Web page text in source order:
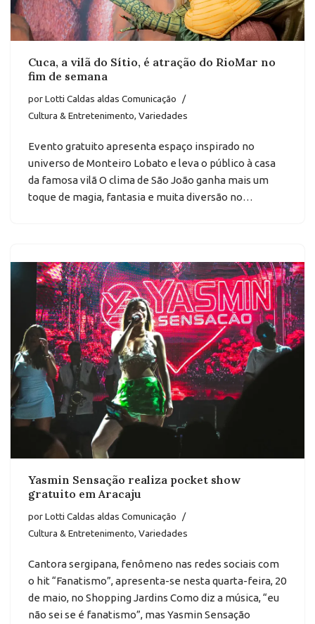
Cuca, a vilã do Sítio, é atração do RioMar no
fim de semana
porLotti Caldas aldas Comunicação
Cultura & Entretenimento, Variedades
Evento gratuito apresenta espaço inspirado no
universo de Monteiro Lobato e leva o público à casa
da famosa vilã O clima de São João ganha mais um
toque de magia, fantasia e muita diversão no…
Yasmin Sensação realiza pocket show
gratuito em Aracaju
porLotti Caldas aldas Comunicação
Cultura & Entretenimento, Variedades
Cantora sergipana, fenômeno nas redes sociais com
o hit “Fanatismo”, apresenta-se nesta quarta-feira, 20
de maio, no Shopping Jardins Como diz a música, “eu
não sei se é fanatismo”, mas Yasmin Sensação